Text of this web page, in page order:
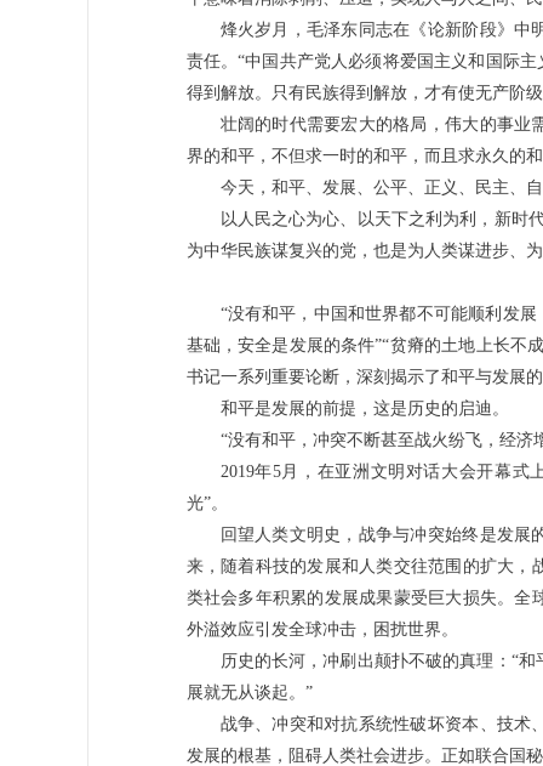
烽火岁月，毛泽东同志在《论新阶段》中
责任。“中国共产党人必须将爱国主义和国际
得到解放。只有民族得到解放，才有使无产阶
壮阔的时代需要宏大的格局，伟大的事业
界的和平，不但求一时的和平，而且求永久的
今天，和平、发展、公平、正义、民主、
以人民之心为心、以天下之利为利，新时
为中华民族谋复兴的党，也是为人类谋进步、
“没有和平，中国和世界都不可能顺利发
基础，安全是发展的条件”“贫瘠的土地上长
书记一系列重要论断，深刻揭示了和平与发展
和平是发展的前提，这是历史的启迪。
“没有和平，冲突不断甚至战火纷飞，经
2019年5月，在亚洲文明对话大会开幕式
光”。
回望人类文明史，战争与冲突始终是发
来，随着科技的发展和人类交往范围的扩大，
类社会多年积累的发展成果蒙受巨大损失。
外溢效应引发全球冲击，困扰世界。
历史的长河，冲刷出颠扑不破的真理：“
展就无从谈起。”
战争、冲突和对抗系统性破坏资本、技术
发展的根基，阻碍人类社会进步。正如联合国